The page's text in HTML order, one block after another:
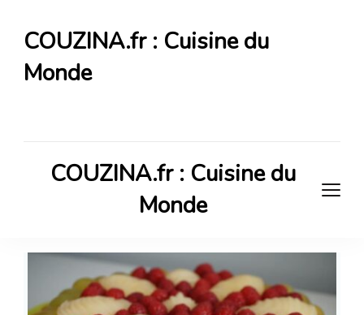
COUZINA.fr : Cuisine du
Monde
COUZINA.fr : Cuisine du
Monde